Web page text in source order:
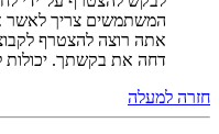
המשתמשים צריך לאשר
אתה רוצה להצטרף
דחה את בקשתך. יכולות
חזרה למעלה